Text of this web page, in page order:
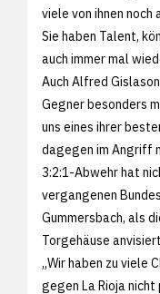
viele von ihnen
Sie haben Talent,
auch immer mal
Auch Alfred
Gegner besonders
uns eines ihrer
dagegen im Angriff
3:2:1-Abwehr hat
vergangenen
Gummersbach, als
Torgehäuse
„Wir haben zu viele
gegen La Rioja nicht